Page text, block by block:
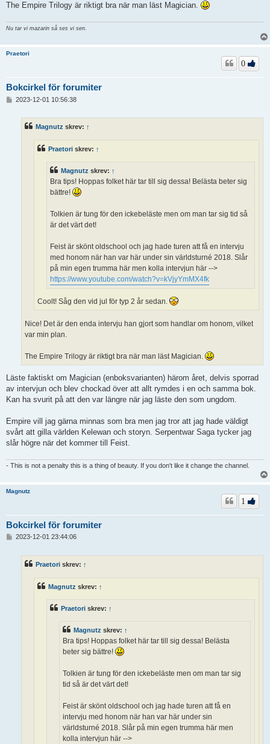
The Empire Trilogy är riktigt bra när man läst Magician.
Nu tar vi mazarin så ses vi sen.
Praetori
Bokcirkel för forumiter
0
2023-12-01 10:56:38
Magnutz skrev: ↑
Praetori skrev: ↑
Magnutz skrev: ↑
Bra tips! Hoppas folket här tar till sig dessa! Belästa beter sig
bättre!
Tolkien är tung för den ickebeläste men om man tar sig tid så
är det värt det!
Feist är skönt oldschool och jag hade turen att få en intervju
med honom när han var här under sin världsturné 2018. Slår
på min egen trumma här men kolla intervjun här -->
https://www.youtube.com/watch?v=kVjyYmMX4fk
Coolt! Såg den vid jul för typ 2 år sedan.
Nice! Det är den enda intervju han gjort som handlar om honom, vilket
var min plan.
The Empire Trilogy är riktigt bra när man läst Magician.
Läste faktiskt om Magician (enboksvarianten) härom året, delvis sporrad
av intervjun och blev chockad över att allt rymdes i en och samma bok.
Kan ha svurit på att den var längre när jag läste den som ungdom.
Empire vill jag gärna minnas som bra men jag tror att jag hade väldigt
svårt att gilla världen Kelewan och storyn. Serpentwar Saga tycker jag
slår högre när det kommer till Feist.
- This is not a penalty this is a thing of beauty. If you don't like it change the channel.
Magnutz
Bokcirkel för forumiter
1
2023-12-01 23:44:06
Praetori skrev: ↑
Magnutz skrev: ↑
Praetori skrev: ↑
Magnutz skrev: ↑
Bra tips! Hoppas folket här tar till sig dessa! Belästa
beter sig bättre!
Tolkien är tung för den ickebeläste men om man tar sig
tid så är det värt det!
Feist är skönt oldschool och jag hade turen att få en
intervju med honom när han var här under sin
världsturné 2018. Slår på min egen trumma här men
kolla intervjun här -->